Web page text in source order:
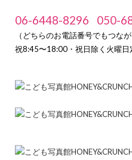
06-6448-8296 050-
（どちらのお電話番号でもつな
祝8:45〜18:00・祝日除く火曜日